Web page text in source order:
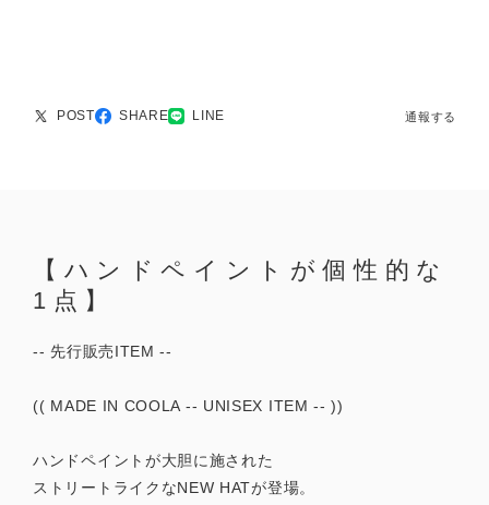
POST SHARE LINE 通報する
【ハンドペイントが個性的な
1点】
-- 先行販売ITEM --
(( MADE IN COOLA -- UNISEX ITEM -- ))
ハンドペイントが大胆に施された
ストリートライクなNEW HATが登場。